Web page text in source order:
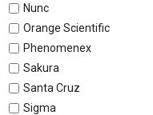
Nunc
Orange Scientific
Phenomenex
Sakura
Santa Cruz
Sigma